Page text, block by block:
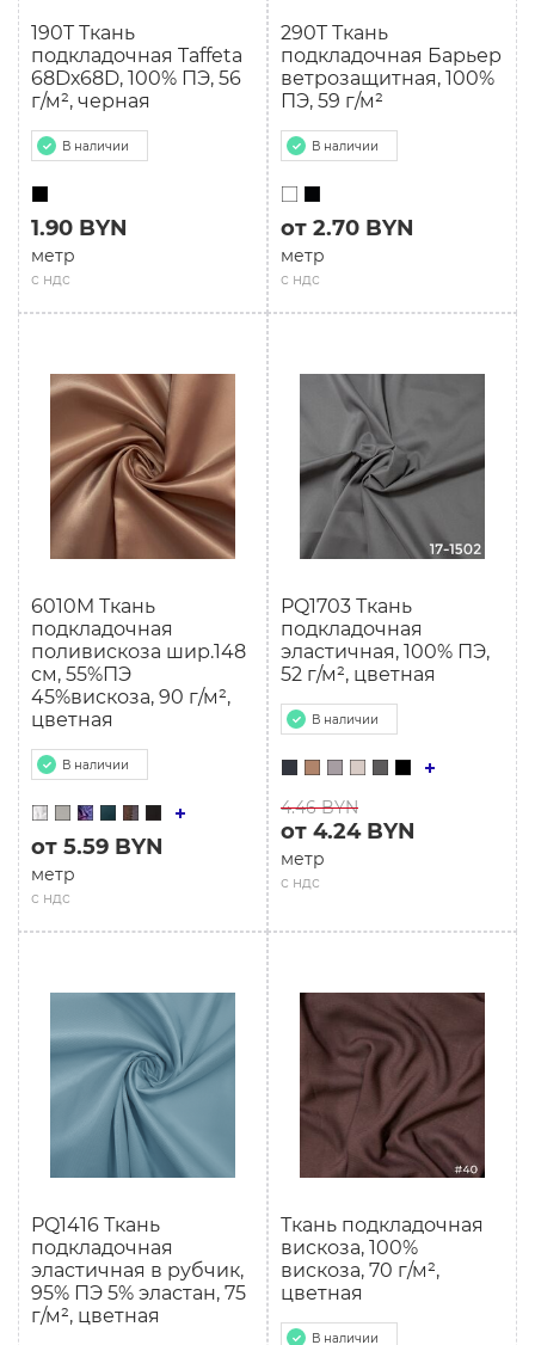
190T Ткань
подкладочная Taffeta
68Dх68D, 100% ПЭ, 56
г/м², черная
В наличии
с ндс
1.90 BYN
метр
290T Ткань
подкладочная Барьер
ветрозащитная, 100%
ПЭ, 59 г/м²
В наличии
с ндс
от 2.70 BYN
метр
6010M Ткань
подкладочная
поливискоза шир.148
см, 55%ПЭ
45%вискоза, 90 г/м²,
цветная
В наличии
с ндс
от 5.59 BYN
метр
PQ1703 Ткань
подкладочная
эластичная, 100% ПЭ,
52 г/м², цветная
В наличии
4.46 BYN
с ндс
от 4.24 BYN
метр
PQ1416 Ткань
подкладочная
эластичная в рубчик,
95% ПЭ 5% эластан, 75
г/м², цветная
Ткань подкладочная
вискоза, 100%
вискоза, 70 г/м²,
цветная
В наличии